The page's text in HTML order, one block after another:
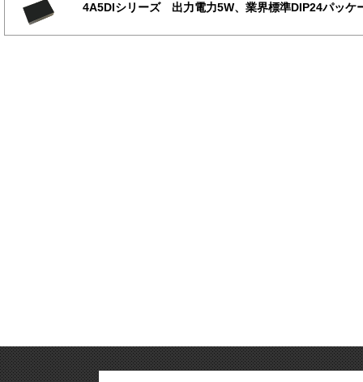
4A5DIシリーズ 出力電力5W、業界標準DIP24パッケ